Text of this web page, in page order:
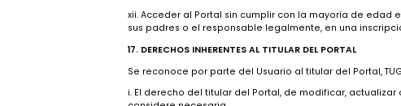
ii. Publicar, distribuir, almacenar o reproducir
iii. Promover, participar o realizar conductas
transgredir cualquier software, hardware o